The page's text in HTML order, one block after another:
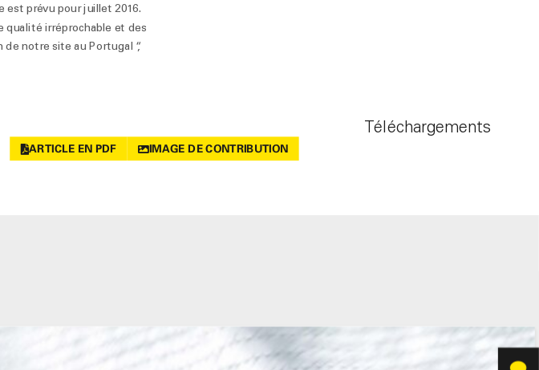
est prévu pour juillet 2016.
qualité irréprochable et des
notre site au Portugal “,
Téléchargements
ARTICLE EN PDF IMAGE DE CONTRIBUTION